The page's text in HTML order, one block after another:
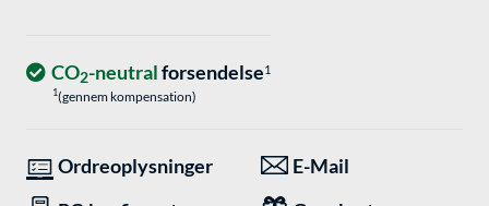
CO2-neutralforsendelse1
1(gennem kompensation)
Ordreoplysninger
E-Mail